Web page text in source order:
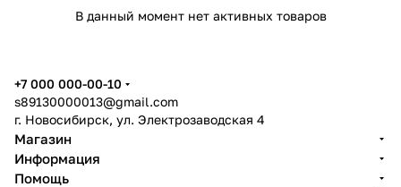
В данный момент нет активных товаров
+7 000 000-00-10
s89130000013@gmail.com
г. Новосибирск, ул. Электрозаводская 4
Магазин
Информация
Помощь